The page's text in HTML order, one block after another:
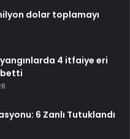
dolar toplamayı
4 itfaiye eri
6 Zanlı Tutuklandı